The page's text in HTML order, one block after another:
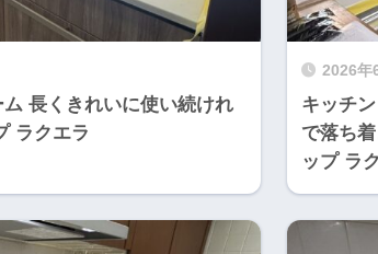
長くきれいに使い続けれ
ラクエラ
2026年
キッチ
で落ち
ップ ラ